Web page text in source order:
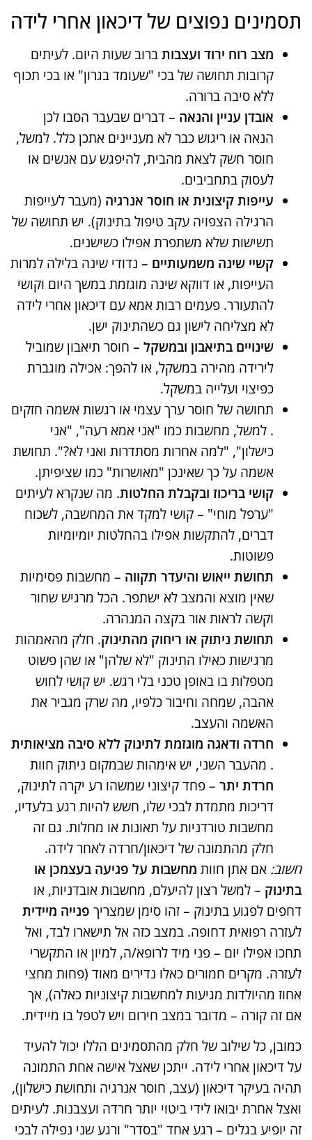
תסמינים נפוצים של דיכאון אחרי לידה
מצב רוח ירוד ועצבותברוב שעות היום​. לעיתים
קרובות תחושה של בכי "שעומד בגרון" או בכי תכוף
ללא סיבה ברורה.
אובדן עניין והנאה – דברים שבעבר הסבו לכן
הנאה או ריגוש כבר לא מעניינים אתכן כלל​. למשל,
חוסר חשק לצאת מהבית, להיפגש עם אנשים או
לעסוק בתחביבים.
עייפות קיצונית או חוסר אנרגיה (מעבר לעייפות
הרגילה הצפויה עקב טיפול בתינוק)​. יש תחושה של
תשישות שלא משתפרת אפילו כשישנים.
קשיי שינה משמעותיים – נדודי שינה בלילה למרות
העייפות, או דווקא שינה מוגזמת במשך היום וקושי
להתעורר​. פעמים רבות אמא עם דיכאון אחרי לידה
לא מצליחה לישון גם כשהתינוק ישן.
שינויים בתיאבון ובמשקל – חוסר תיאבון שמוביל
לירידה מהירה במשקל, או להפך: אכילה מוגברת
כפיצוי ועלייה במשקל​.
תחושה של חוסר ערך עצמי או רגשות אשמה חזקים​
. למשל, מחשבות כמו "אני אמא רעה", "אני
כישלון", "למה אחרות מסתדרות ואני לא?". תחושת
אשמה על כך שאינכן "מאושרות" כמו שציפיתן.
קושי בריכוז ובקבלת החלטות​. מה שנקרא לעיתים
"ערפל מוחי" – קושי למקד את המחשבה, לשכוח
דברים, להתקשות אפילו בהחלטות יומיומיות
פשוטות.
תחושת ייאוש והיעדר תקווה – מחשבות פסימיות
שאין מוצא והמצב לא ישתפר​. הכל מרגיש שחור
וקשה לראות אור בקצה המנהרה.
תחושת ניתוק או ריחוק מהתינוק​. חלק מהאמהות
מרגישות כאילו התינוק "לא שלהן" או שהן פשוט
מטפלות בו באופן טכני בלי רגש. יש קושי לחוש
אהבה, שמחה וחיבור כלפיו, מה שרק מגביר את
האשמה והעצב.
חרדה ודאגה מוגזמת לתינוק ללא סיבה מציאותית
. מהעבר השני, יש אימהות שבמקום ניתוק חוות
חרדת יתר – פחד קיצוני שמשהו רע יקרה לתינוק,
דריכות מתמדת לבכי שלו, חשש להיות רגע בלעדיו,
מחשבות טורדניות על תאונות או מחלות. גם זה
חלק מהתמונה של דיכאון/חרדה לאחר לידה.
חשוב: אם אתן חוות מחשבות על פגיעה בעצמכן או
בתינוק – למשל רצון להיעלם, מחשבות אובדניות, או
דחפים לפגוע בתינוק – זהו סימן שמצריך פנייה מיידית
לעזרה רפואית דחופה. במצב כזה אל תישארו לבד, ואל
תחכו אפילו יום – פני מיד לרופא/ה, למיון או התקשרי
לעזרה. מקרים חמורים כאלו נדירים מאוד (פחות מחצי
אחוז מהיולדות מגיעות למחשבות קיצוניות כאלה), אך
אם זה קורה – מדובר במצב חירום ויש לטפל בו מיידית​.
כמובן, כל שילוב של חלק מהתסמינים הללו יכול להעיד
על דיכאון אחרי לידה. ייתכן שאצל אישה אחת התמונה
תהיה בעיקר דיכאון (עצב, חוסר אנרגיה ותחושת כישלון),
ואצל אחרת יבואו לידי ביטוי יותר חרדה ועצבנות. לעיתים
זה יופיע בגלים – רגע אחד "בסדר" ורגע שני נפילה לבכי